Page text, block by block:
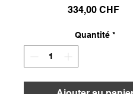
334,00 CHFPrix
Quantité *